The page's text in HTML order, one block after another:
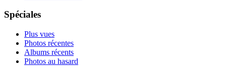
Spéciales
Plus vues
Photos récentes
Albums récents
Photos au hasard